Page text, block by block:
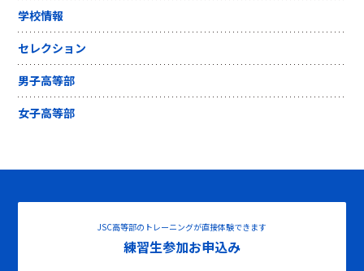
学校情報
セレクション
男子高等部
女子高等部
JSC高等部のトレーニングが直接体験できます
練習生参加お申込み